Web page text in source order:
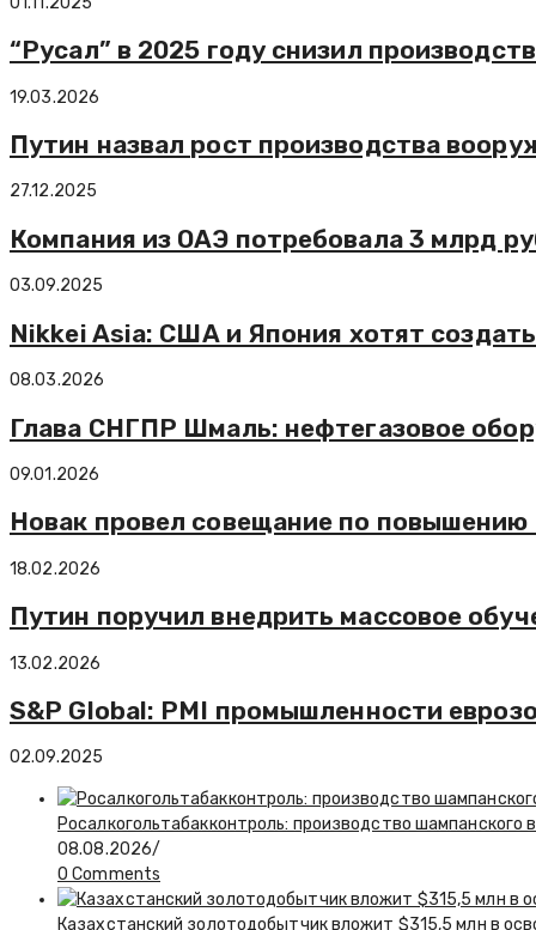
“Русал” в 2025 году снизил
19.03.2026
Путин назвал рост производства
27.12.2025
Компания из ОАЭ потребовала 3 млрд
03.09.2025
Nikkei Asia: США и Япония хотят
08.03.2026
Глава СНГПР Шмаль: нефтегазовое
09.01.2026
Новак провел совещание по
18.02.2026
Путин поручил внедрить массовое
13.02.2026
S&P Global: PMI промышленности
02.09.2025
Росалкогольтабакконтроль: производство шампанского
08.08.2026/
0 Comments
Казахстанский золотодобытчик вложит $315,5 млн в